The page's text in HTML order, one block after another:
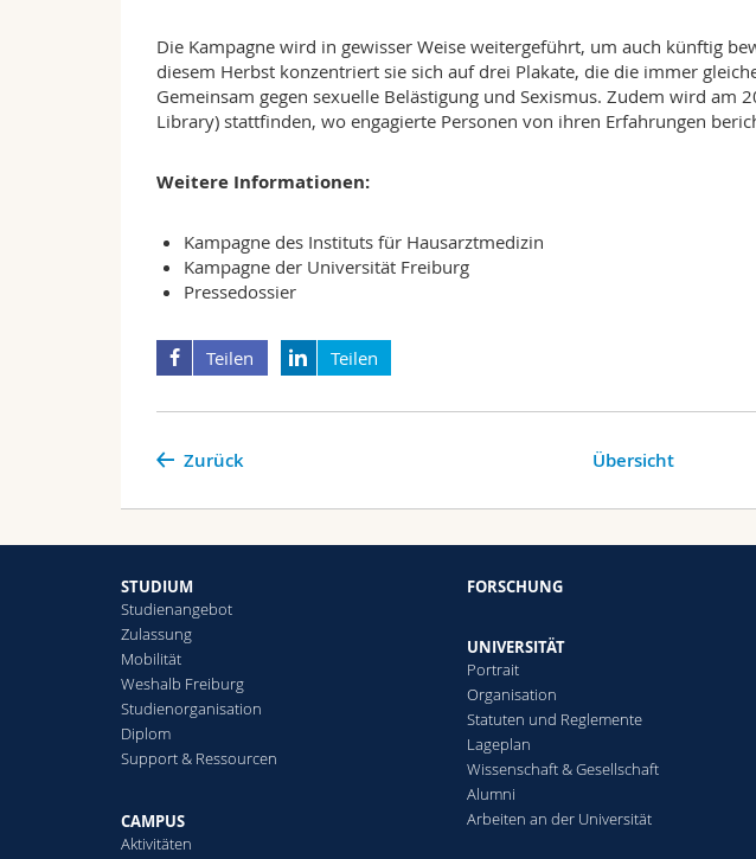
Die Kampagne wird in gewisser Weise weitergeführt, um auch künftig
diesem Herbst konzentriert sie sich auf drei Plakate, die die immer
Gemeinsam gegen sexuelle Belästigung und Sexismus. Zudem wird am
Library) stattfinden, wo engagierte Personen von ihren Erfahrungen
Weitere Informationen:
Kampagnedes Instituts für Hausarztmedizin
Kampagneder Universität Freiburg
Pressedossier
Teilen Teilen
Zurück Übersicht
STUDIUM
Studienangebot
Zulassung
Mobilität
Weshalb Freiburg
Studienorganisation
Diplom
Support & Ressourcen
CAMPUS
Aktivitäten
FORSCHUNG
UNIVERSITÄT
Portrait
Organisation
Statuten und Reglemente
Lageplan
Wissenschaft & Gesellschaft
Alumni
Arbeiten an der Universität